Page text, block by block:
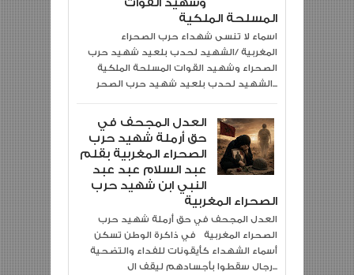
المسلحة الملكية
المغربية /الشهيد لحدب بلعيد شهيد حرب
الصحراء وشهيد القوات المسلحة الملكية
الشهيد لحدب بلعيد شهيد حرب الصحر...
العدل المجحف في
حق أرملة شهيد حرب
الصحراء المغربية بقلم
عبد السلام عبد عبد
النبي ابن شهيد حرب
الصحراء المغربية
الصحراء المغربية في ذاكرة الوطن تسكن
أسماء الشهداء كأيقونات للفداء والتضحية
رجال سقطوا بأجسادهم ليقف ال...